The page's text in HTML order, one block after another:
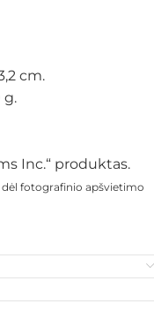
cm.
g.
Inc.“ produktas.
dėl fotografinio apšvietimo